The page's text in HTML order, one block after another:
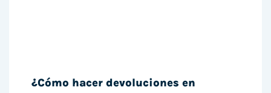
¿Cómo hacer devoluciones en